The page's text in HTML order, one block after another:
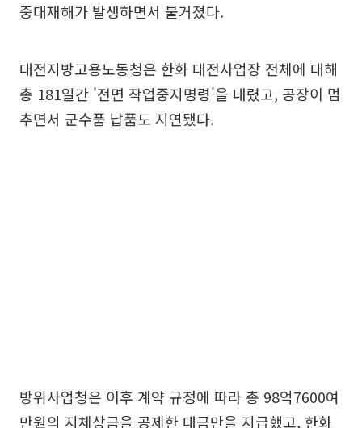
중대재해가 발생하면서 불거졌다.
대전지방고용노동청은 한화 대전사업장 전체에 대해
총 181일간 '전면 작업중지명령'을 내렸고, 공장이 멈
추면서 군수품 납품도 지연됐다.
방위사업청은 이후 계약 규정에 따라 총 98억7600여
만원의 지체상금을 공제한 대금만을 지급했고, 한화